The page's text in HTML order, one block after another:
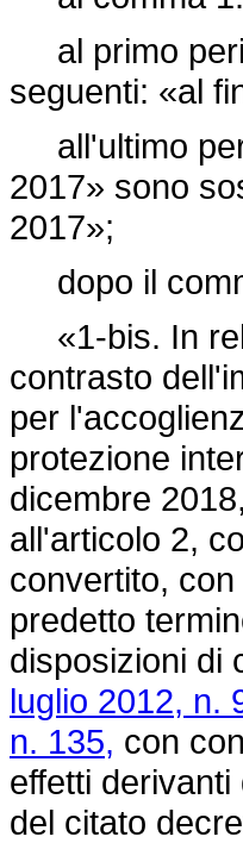
al primo
seguenti: «al
all'ultimo
2017» sono
2017»;
dopo il
«1-bis. In
contrasto
per
protezione
dicembre
all'articolo 2,
convertito,
predetto
disposizioni di
luglio 2012, n.
n. 135, con
effetti
del citato